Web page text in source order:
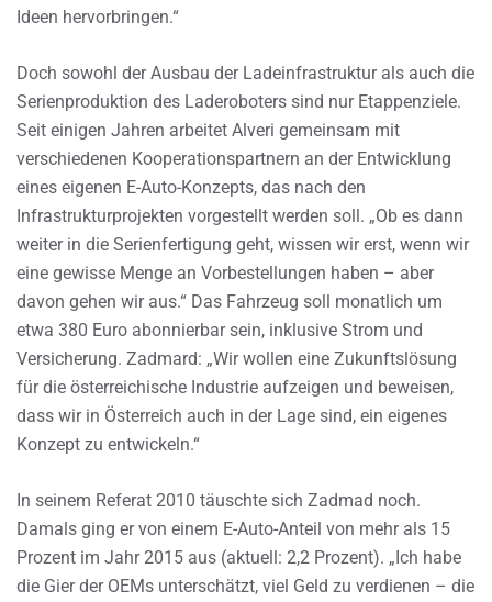
Ideen hervorbringen.“
Doch sowohl der Ausbau der Ladeinfrastruktur als auch die
Serienproduktion des Laderoboters sind nur Etappenziele.
Seit einigen Jahren arbeitet Alveri gemeinsam mit
verschiedenen Kooperationspartnern an der Entwicklung
eines eigenen E-Auto-Konzepts, das nach den
Infrastrukturprojekten vorgestellt werden soll. „Ob es dann
weiter in die Serienfertigung geht, wissen wir erst, wenn wir
eine gewisse Menge an Vorbestellungen haben – aber
davon gehen wir aus.“ Das Fahrzeug soll monatlich um
etwa 380 Euro abonnierbar sein, inklusive Strom und
Versicherung. Zadmard: „Wir wollen eine Zukunftslösung
für die österreichische Industrie aufzeigen und beweisen,
dass wir in Österreich auch in der Lage sind, ein eigenes
Konzept zu entwickeln.“
In seinem Referat 2010 täuschte sich Zadmad noch.
Damals ging er von einem E-Auto-Anteil von mehr als 15
Prozent im Jahr 2015 aus (aktuell: 2,2 Prozent). „Ich habe
die Gier der OEMs unterschätzt, viel Geld zu verdienen – die